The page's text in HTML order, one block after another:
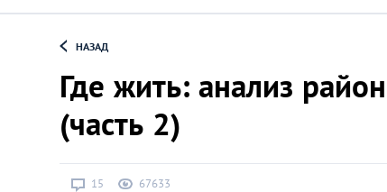
Алматы
НАЗАД
Где жить: анализ
(часть 2)
15 67633